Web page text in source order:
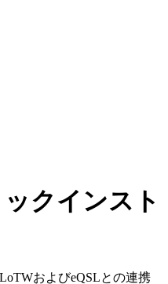
クインスト
およびeQSLとの連携